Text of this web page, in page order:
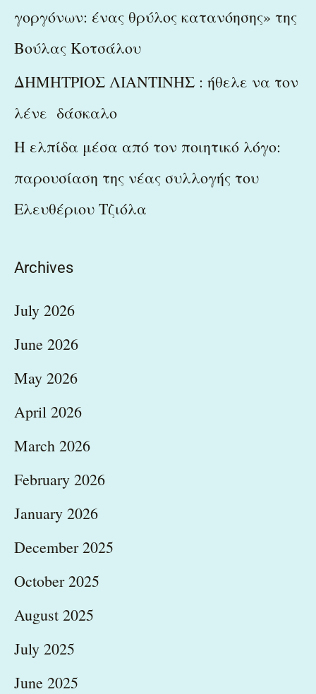
γοργόνων: ένας θρύλος κατανόησης» της
Βούλας Κοτσάλου
ΔΗΜΗΤΡΙΟΣ ΛΙΑΝΤΙΝΗΣ : ήθελε να τον
λένε δάσκαλο
Η ελπίδα μέσα από τον ποιητικό λόγο:
παρουσίαση της νέας συλλογής του
Ελευθέριου Τζιόλα
Archives
July 2026
June 2026
May 2026
April 2026
March 2026
February 2026
January 2026
December 2025
October 2025
August 2025
July 2025
June 2025